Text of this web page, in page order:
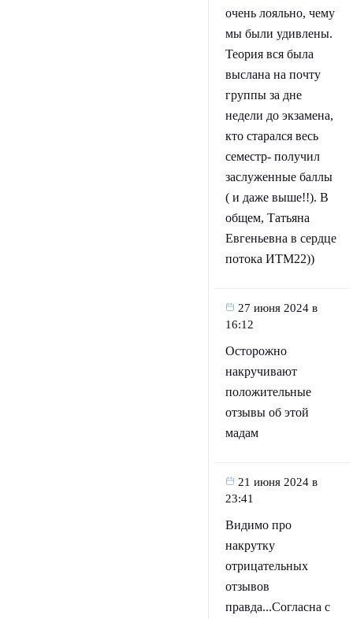
очень лояльно, чему
мы были удивлены.
Теория вся была
выслана на почту
группы за дне
недели до экзамена,
кто старался весь
семестр- получил
заслуженные баллы
( и даже выше!!). В
общем, Татьяна
Евгеньевна в сердце
потока ИТМ22))
27 июня 2024 в
16:12
Осторожно
накручивают
положительные
отзывы об этой
мадам
21 июня 2024 в
23:41
Видимо про
накрутку
отрицательных
отзывов
правда...Согласна с